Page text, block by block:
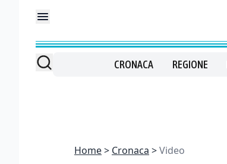
CRONACA REGIONE
Home Cronaca Video